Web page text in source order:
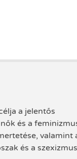
a jelentős
és a
valamint
és a